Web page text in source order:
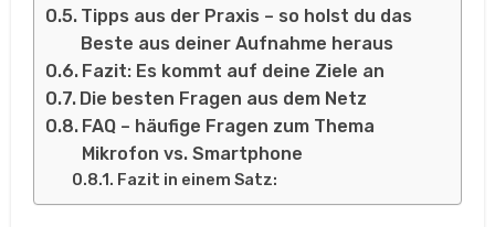
Tipps aus der Praxis – so holst du das
Beste aus deiner Aufnahme heraus
Fazit: Es kommt auf deine Ziele an
Die besten Fragen aus dem Netz
FAQ – häufige Fragen zum Thema
Mikrofon vs. Smartphone
Fazit in einem Satz: